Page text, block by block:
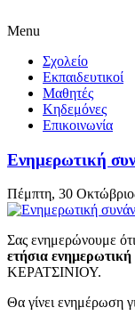
Menu
Σχολείο
Εκπαιδευτικοί
Μαθητές
Κηδεμόνες
Επικοινωνία
Ενημερωτική
Πέμπτη, 30
Σας ενημερώνουμε
ετήσια
ΚΕΡΑΤΣΙΝΙΟΥ.
Θα γίνει ενημέρωση